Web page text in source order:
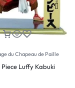
du Chapeau de Paille
Luffy Kabuki